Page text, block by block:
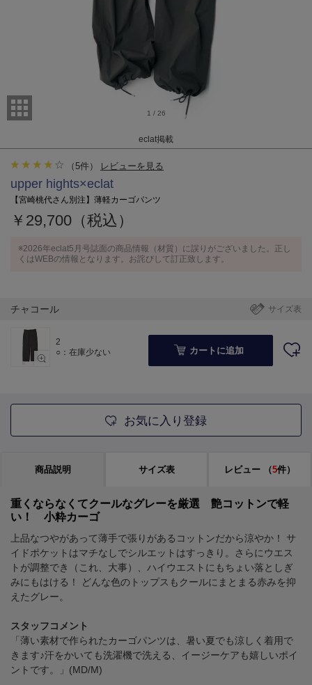
1 / 26
eclat掲載
（5件） レビューを見る
upper hights×eclat
【宮崎桃代さん別注】薄軽カーゴパンツ
￥29,700（税込）
※2026年eclat5月号誌面の商品情報（材質）に誤りがございました。正し
くはWEBの情報となります。お詫びして訂正致します。
サイズ表
チャコール
2
○：在庫少ない
カートに追加
お気に入り登録
商品説明 サイズ表 レビュー （5件）
重くならなくてクールなグレーを厳選 艶コットンで軽
い！ 小粋カーゴ
上品なつやがあって薄手で張りがあるコットンだから涼やか！ サ
イドポケットはマチなしでシルエットはすっきり。さらにウエス
トが調整でき（これ、大事）、ハイウエストにもちょい落としぎ
みにもはける！ どんな色のトップスもクールにまとまる赤みを抑
えたグレー。
スタッフコメント
「薄い素材で作られたカーゴパンツは、暑い夏でも涼しく着用で
きます♪汗をかいても洗濯機で洗える、イージーケアも嬉しいポイ
ントです。」(MD/M)